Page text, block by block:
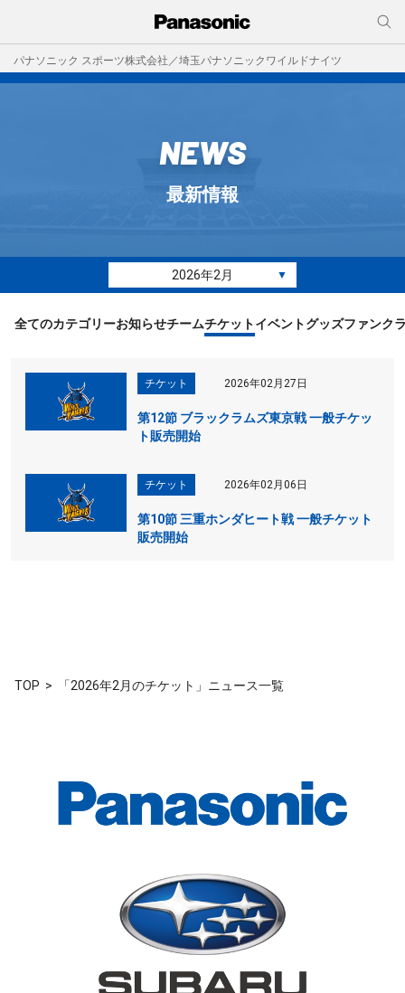
パナソニック スポーツ株式会社／埼玉パナソニックワイルドナイツ
NEWS
最新情報
2026年2月 ▼
全てのカテゴリーお知らせチームチケットイベントグッズファンク
チケット 2026年02月27日
第12節 ブラックラムズ東京戦 一般チケッ
ト販売開始
チケット 2026年02月06日
第10節 三重ホンダヒート戦 一般チケット
販売開始
TOP 「2026年2月のチケット」ニュース一覧